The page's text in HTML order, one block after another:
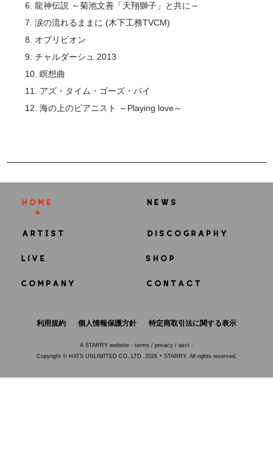
6. 龍神伝説 ～菊池文善「天翔獅子」と共に～
7. 涙の流れるままに (木下工務TVCM)
8. オブリビオン
9. チャルダーシュ 2013
10. 瞑想曲
11. アズ・タイム・ゴーズ・バイ
12. 海の上のピアニスト ～Playing love～
利用規約 個人情報保護方針 特定商取引法に関する表示
A STARRY website - terms / privacy / asct -
Copyright © HATS UNLIMITED CO.,LTD. 2026 + STARRY. All rights reserved.